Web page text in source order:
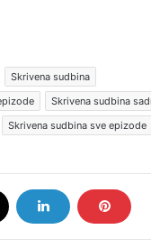
Skrivena sudbina
Skrivena sudbina
Skrivena sudbina sve epizode